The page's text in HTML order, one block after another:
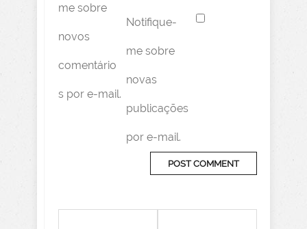
me sobre
novos
comentário
s por e-mail.
Notifique-
me sobre
novas
publicações
por e-mail.